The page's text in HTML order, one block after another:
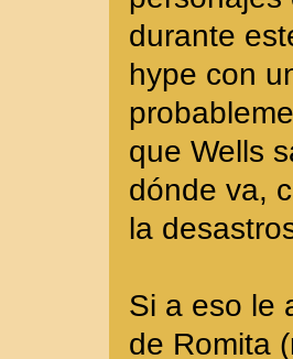
durante
hype con
que Wells
dónde va,
la
Si a eso le
de Romita